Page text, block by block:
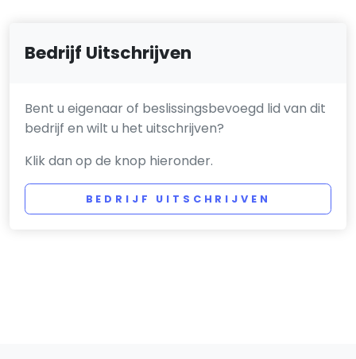
Bedrijf Uitschrijven
Bent u eigenaar of beslissingsbevoegd lid van dit
bedrijf en wilt u het uitschrijven?
Klik dan op de knop hieronder.
BEDRIJF UITSCHRIJVEN